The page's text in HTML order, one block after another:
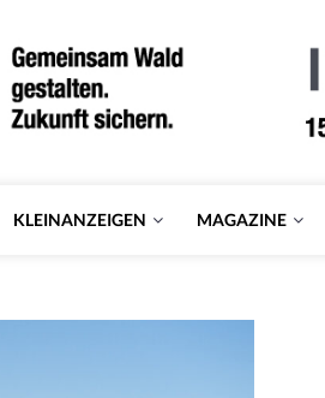
KLEINANZEIGEN MAGAZINE